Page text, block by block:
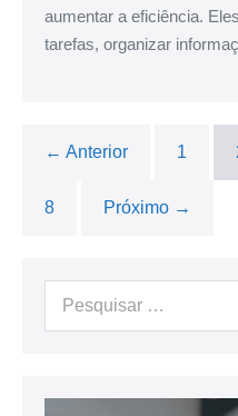
aumentar a eficiência.
tarefas, organizar
← Anterior 1
8 Próximo →